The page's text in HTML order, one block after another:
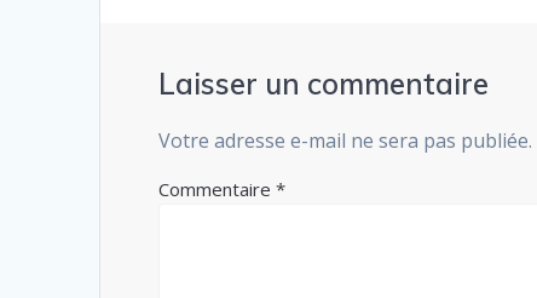
Laisser un commentaire
Votre adresse e-mail ne sera pas publiée.
Commentaire*